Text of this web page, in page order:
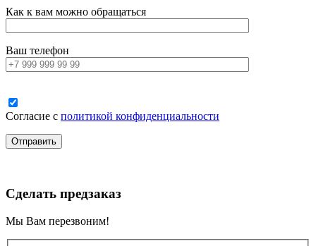
Как к вам можно обращаться
Ваш телефон
Согласие с политикой конфиденциальности
Сделать предзаказ
Мы Вам перезвоним!